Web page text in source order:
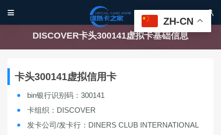
 
DISCOVER卡头300141虚拟卡基础信息
卡头300141虚拟信用卡
bin银行识别码：300141
卡组织：DISCOVER
发卡公司/发卡行：DINERS CLUB INTERNATIONAL
ZH-CN